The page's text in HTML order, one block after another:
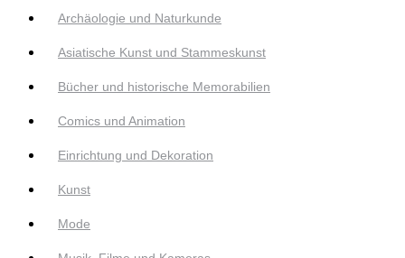
Archäologie und Naturkunde
Asiatische Kunst und Stammeskunst
Bücher und historische Memorabilien
Comics und Animation
Einrichtung und Dekoration
Kunst
Mode